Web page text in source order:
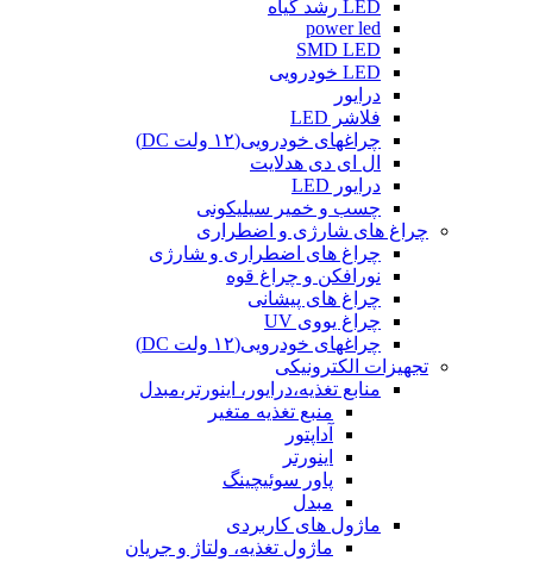
LED رشد گیاه
power led
SMD LED
LED خودرویی
درایور
فلاشر LED
چراغهای خودرویی(۱۲ ولت DC)
ال ای دی هدلایت
درایور LED
چسب و خمیر سیلیکونی
چراغ های شارژی و اضطراری
چراغ های اضطراری و شارژی
نورافکن و چراغ قوه
چراغ های پیشانی
چراغ یووی UV
چراغهای خودرویی(۱۲ ولت DC)
تجهیزات الکترونیکی
منابع تغذیه،درایور، اینورتر،مبدل
منبع تغذیه متغیر
آداپتور
اینورتر
پاور سوئیچینگ
مبدل
ماژول های کاربردی
ماژول تغذیه، ولتاژ و جریان